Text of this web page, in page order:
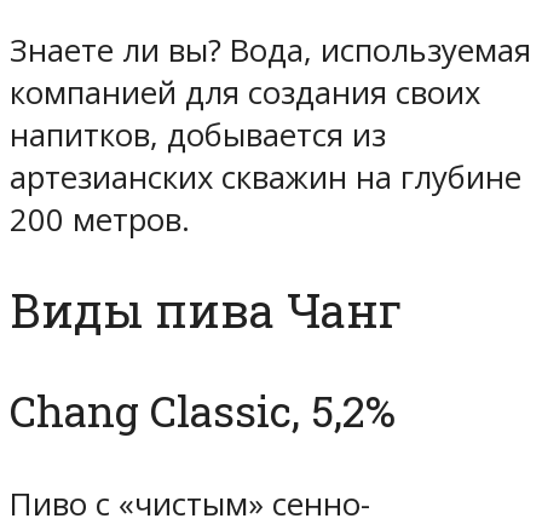
Знаете ли вы? Вода, используемая
компанией для создания своих
напитков, добывается из
артезианских скважин на глубине
200 метров.
Виды пива Чанг
Chang Classic, 5,2%
Пиво с «чистым» сенно-